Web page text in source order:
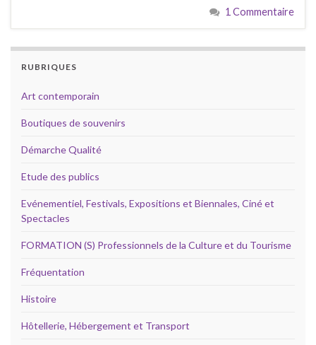
1 Commentaire
RUBRIQUES
Art contemporain
Boutiques de souvenirs
Démarche Qualité
Etude des publics
Evénementiel, Festivals, Expositions et Biennales, Ciné et
Spectacles
FORMATION (S) Professionnels de la Culture et du Tourisme
Fréquentation
Histoire
Hôtellerie, Hébergement et Transport